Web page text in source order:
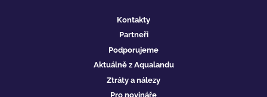
Kontakty
Partneři
Podporujeme
Aktuálně z Aqualandu
Ztráty a nálezy
Pro novináře